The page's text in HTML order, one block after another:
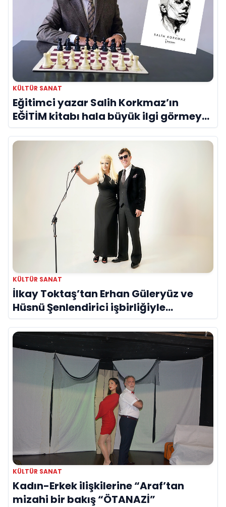
KÜLTÜR SANAT
Eğitimci yazar Salih Korkmaz’ın
EĞİTİM kitabı hala büyük ilgi görmeye
devam ediyor
KÜLTÜR SANAT
İlkay Toktaş’tan Erhan Güleryüz ve
Hüsnü Şenlendirici işbirliğiyle
duygusal bir aşk manifestosu: “Deliler
Gibi”
KÜLTÜR SANAT
Kadın-Erkek ilişkilerine “Araf’tan
mizahi bir bakış “ÖTANAZİ”